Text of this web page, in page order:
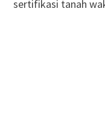
sertifikasi tanah